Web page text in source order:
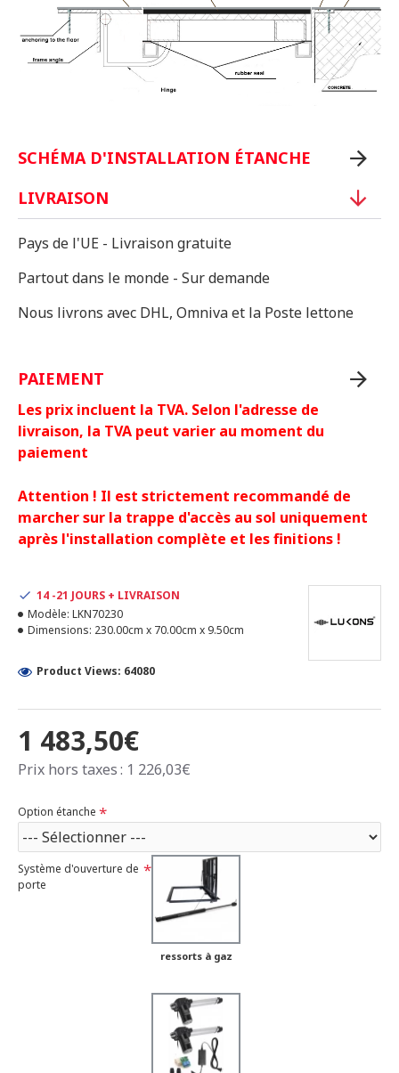
SCHÉMA D'INSTALLATION ÉTANCHE
LIVRAISON
Pays de l'UE - Livraison gratuite
Partout dans le monde - Sur demande
Nous livrons avec DHL, Omniva et la Poste lettone
PAIEMENT
Les prix incluent la TVA. Selon l'adresse de
livraison, la TVA peut varier au moment du
paiement
Attention ! Il est strictement recommandé de
marcher sur la trappe d'accès au sol uniquement
après l'installation complète et les finitions !
1 483,50€
Prix hors taxes : 1 226,03€
14 -21 JOURS + LIVRAISON
Modèle: LKN70230
Dimensions: 230.00cm x 70.00cm x 9.50cm
Product Views: 64080
Option étanche
Système d'ouverture de
porte
ressorts à gaz